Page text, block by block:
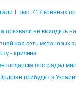
1 тыс. 717 военных
призвали не выходить
сеть метановых
- причина
пострадал
прибудет в